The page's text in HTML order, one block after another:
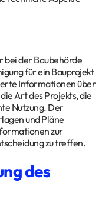
bei der Baubehörde
für ein Bauprojekt
Informationen über
Art des Projekts, die
Nutzung. Der
und Pläne
zur
zu treffen.
des